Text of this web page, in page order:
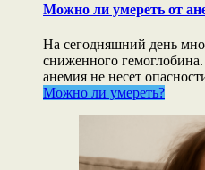
Можно ли умереть от
На сегодняшний день
сниженного
анемия не несет
Можно ли умереть?